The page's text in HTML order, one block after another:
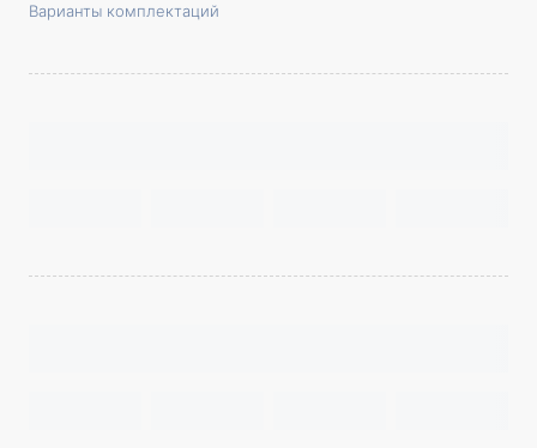
Варианты комплектаций